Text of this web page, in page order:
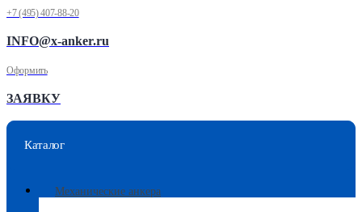
+7 (495) 407-88-20
INFO@x-anker.ru
Оформить
ЗАЯВКУ
Каталог
Механические анкера